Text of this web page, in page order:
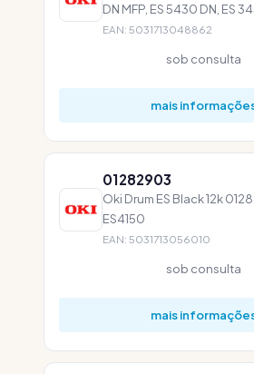
DN MFP, ES 5430 DN, ES
EAN: 5031713048862
sob consulta
mais
01282903
Oki Drum ES Black 12k
ES4150
EAN: 5031713056010
sob consulta
mais